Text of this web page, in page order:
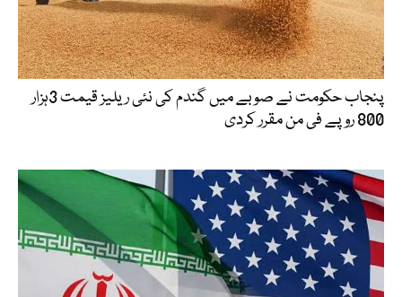
پنجاب حکومت نے صوبے میں گندم کی نئی ریلیز قیمت 3ہزار
800 روپے فی من مقرر کردی